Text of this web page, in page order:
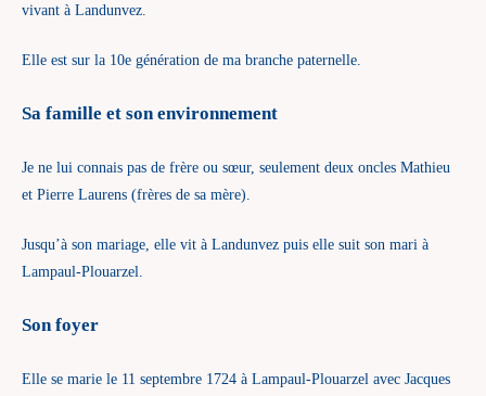
vivant à Landunvez.
Elle est sur la 10e génération de ma branche paternelle.
Sa famille et son environnement
Je ne lui connais pas de frère ou sœur, seulement deux oncles Mathieu
et Pierre Laurens (frères de sa mère).
Jusqu’à son mariage, elle vit à Landunvez puis elle suit son mari à
Lampaul-Plouarzel.
Son foyer
Elle se marie le 11 septembre 1724 à Lampaul-Plouarzel avec Jacques